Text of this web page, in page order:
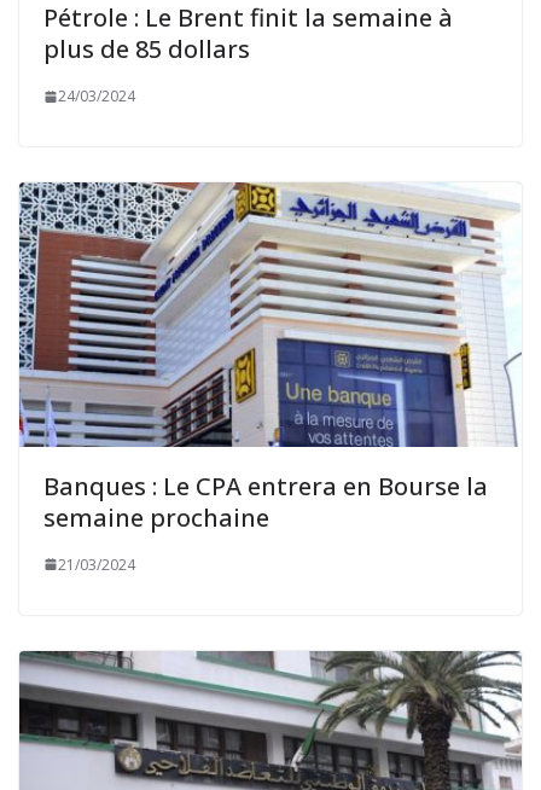
Pétrole : Le Brent finit la semaine à
plus de 85 dollars
24/03/2024
Banques : Le CPA entrera en Bourse la
semaine prochaine
21/03/2024